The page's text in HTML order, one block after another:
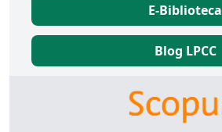
E-Biblioteca
Blog LPCC